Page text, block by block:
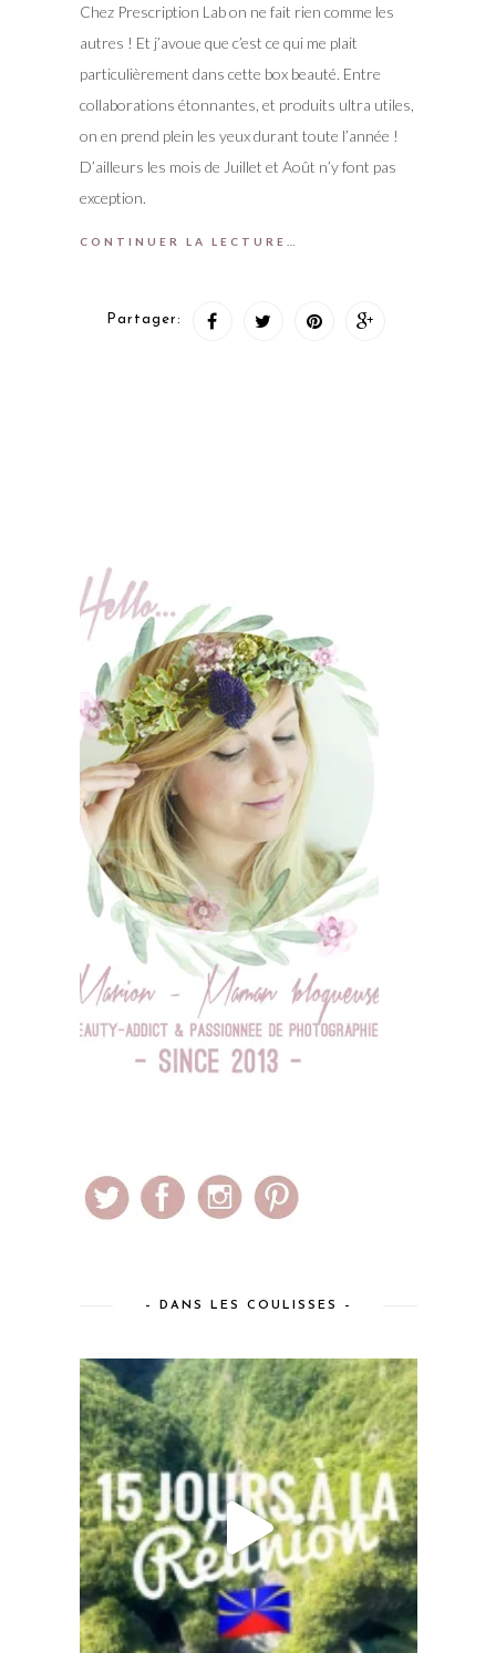
Chez Prescription Lab on ne fait rien comme les
autres ! Et j’avoue que c’est ce qui me plait
particulièrement dans cette box beauté. Entre
collaborations étonnantes, et produits ultra utiles,
on en prend plein les yeux durant toute l’année !
D’ailleurs les mois de Juillet et Août n’y font pas
exception.
CONTINUER LA LECTURE…
Partager:
– DANS LES COULISSES –